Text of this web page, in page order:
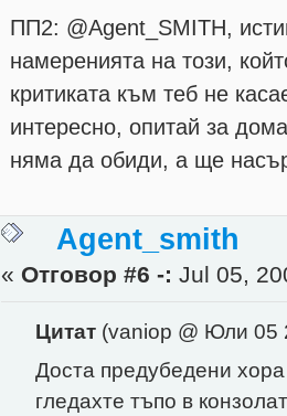
ПП2: @Agent_SMITH,
намеренията на този,
критиката към теб не
интересно, опитай за
няма да обиди, а ще
Agent_smith
« Отговор #6 -: Jul 05,
Цитат(vaniop @ Юли 05
Доста предубедени
гледахте тъпо в